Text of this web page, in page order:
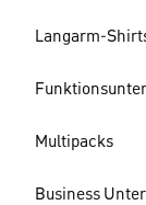
Langarm-
Multipacks
Business